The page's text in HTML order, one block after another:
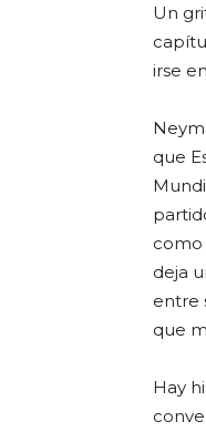
Un
irse
que
como
deja
entre
que
Hay